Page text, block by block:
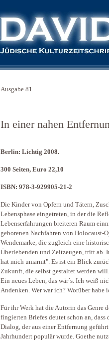
Ausgabe 81
In einer nahen
Berlin: Lichtig 2008.
300 Seiten, Euro 22,10
ISBN: 978-3-929905-21-2
Die Kinder von Opfern und Tätern,
Lebensphase eingetreten, in der die
Lebenserfahrungen breiteren Raum
geborenen Nachfahren von Holocaust-
Wendemarke, die zugleich eine
Überlebenden und Zeitzeugen, tritt ab.
hat mich umarmt". Es ist ein Blick
Zukunft, die selbst gestaltet werden
Ein neues Leben, das wär´s. Ich weiß
Andenken. Wer war ich? Worüber habe
Für ihr Werk hat die Autorin das Genre
fingierten Briefes deutet schon an,
Dialog, der aus einer Entfernung
Jahrhundert populär wurde. Goethe